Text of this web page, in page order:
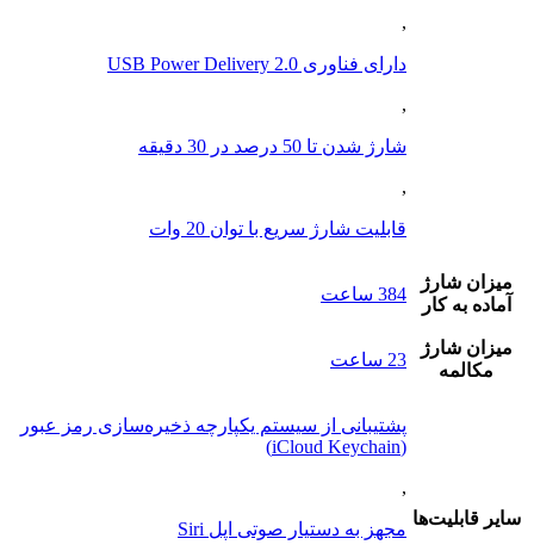
,
دارای فناوری USB Power Delivery 2.0
,
شارژ شدن تا 50 درصد در 30 دقیقه
,
قابلیت شارژ سریع با توان 20 وات
ميزان شارژ
آماده به کار
384 ساعت
ميزان شارژ
مکالمه
23 ساعت
ساير قابليت‌ها
پشتیبانی از سیستم یکپارچه ذخیره‌سازی رمز عبور
(iCloud Keychain)
,
مجهز به دستیار صوتی اپل Siri